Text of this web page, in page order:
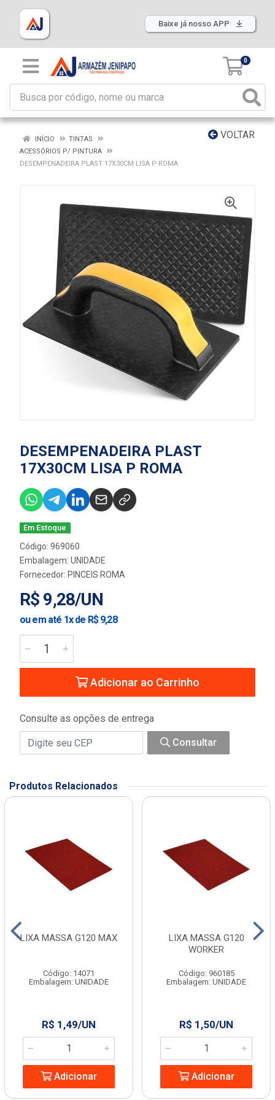
Baixe já nosso APP
0
VOLTAR
INÍCIO
TINTAS
ACESSÓRIOS P/ PINTURA
DESEMPENADEIRA PLAST 17X30CM LISA P ROMA
DESEMPENADEIRA PLAST
17X30CM LISA P ROMA
Em Estoque
Código: 969060
Embalagem: UNIDADE
Fornecedor: PINCEIS ROMA
R$ 9,28/UN
ou em até 1x de R$ 9,28
Adicionar ao Carrinho
Consulte as opções de entrega
Consultar
Produtos Relacionados
LIXA MASSA G120 MAX
Código: 14071
Embalagem: UNIDADE
R$ 1,49/UN
Adicionar
LIXA MASSA G120
WORKER
Código: 960185
Embalagem: UNIDADE
R$ 1,50/UN
Adicionar